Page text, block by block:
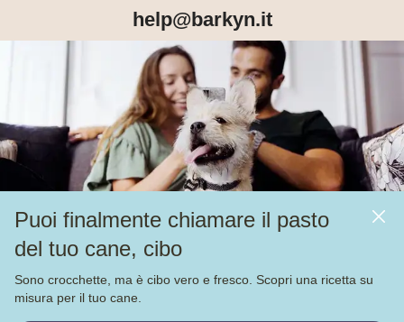
Puoi finalmente chiamare il pasto
del tuo cane, cibo
Sono crocchette, ma è cibo vero e fresco. Scopri una ricetta su
misura per il tuo cane.
help@barkyn.it
Prodotti
Altri link
Alimentazione